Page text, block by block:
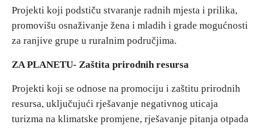
Manifestacije
Smještaj
Foto
Projekti koji podstiču stvaranje radnih mjesta i prilika,
promovišu osnaživanje žena i mladih i grade mogućnosti
za ranjive grupe u ruralnim područjima.
ZA PLANETU- Zaštita prirodnih resursa
Projekti koji se odnose na promociju i zaštitu prirodnih
resursa, uključujući rješavanje negativnog uticaja
turizma na klimatske promjene, rješavanje pitanja otpada